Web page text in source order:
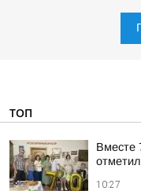
ТОП
Вместе
10:27